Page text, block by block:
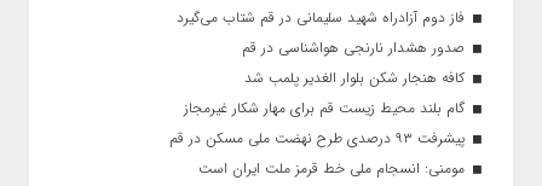
فاز دوم آزادراه شهید سلیمانی در قم شتاب می‌گیرد
صدور هشدار نارنجی هواشناسی در قم
کافه هنجار شکن بلوار الغدیر پلمب شد
گام بلند محیط زیست قم برای مهار شکار غیرمجاز
پیشرفت ۹۳ درصدی طرح نهضت ملی مسکن در قم
مومنی: انسجام ملی خط قرمز ملت ایران است